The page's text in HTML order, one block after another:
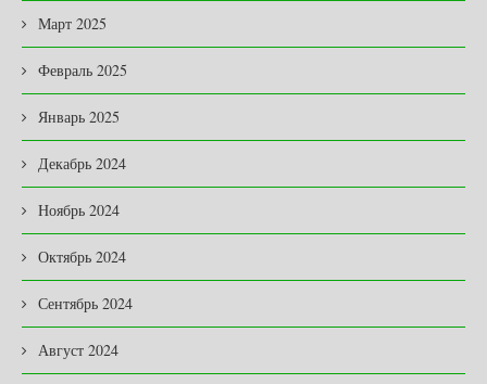
Март 2025
Февраль 2025
Январь 2025
Декабрь 2024
Ноябрь 2024
Октябрь 2024
Сентябрь 2024
Август 2024